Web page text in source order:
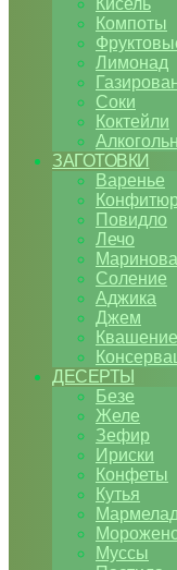
Кисель
Компоты
Лимонад
Соки
Коктейли
ЗАГОТОВКИ
Варенье
Конфитюр
Повидло
Лечо
Соление
Аджика
Джем
Квашение
ДЕСЕРТЫ
Безе
Желе
Зефир
Ириски
Конфеты
Кутья
Мармелад
Муссы